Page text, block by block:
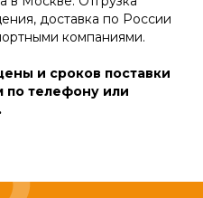
доставка по России
компаниями.
и сроков поставки
по телефону или